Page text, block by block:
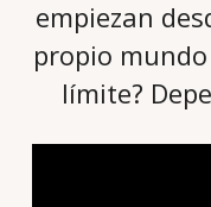
empiezan
propio
límite?